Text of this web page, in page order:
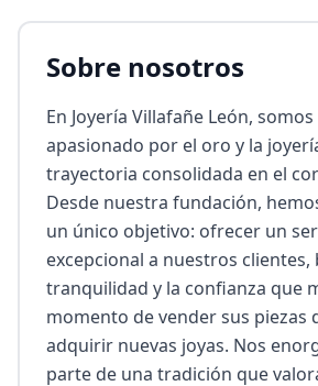
Sobre nosotros
En Joyería Villafañe León,
apasionado por el oro y la
trayectoria consolidada en el
Desde nuestra fundación,
un único objetivo: ofrecer un
excepcional a nuestros
tranquilidad y la confianza que
momento de vender sus piezas
adquirir nuevas joyas. Nos
parte de una tradición que